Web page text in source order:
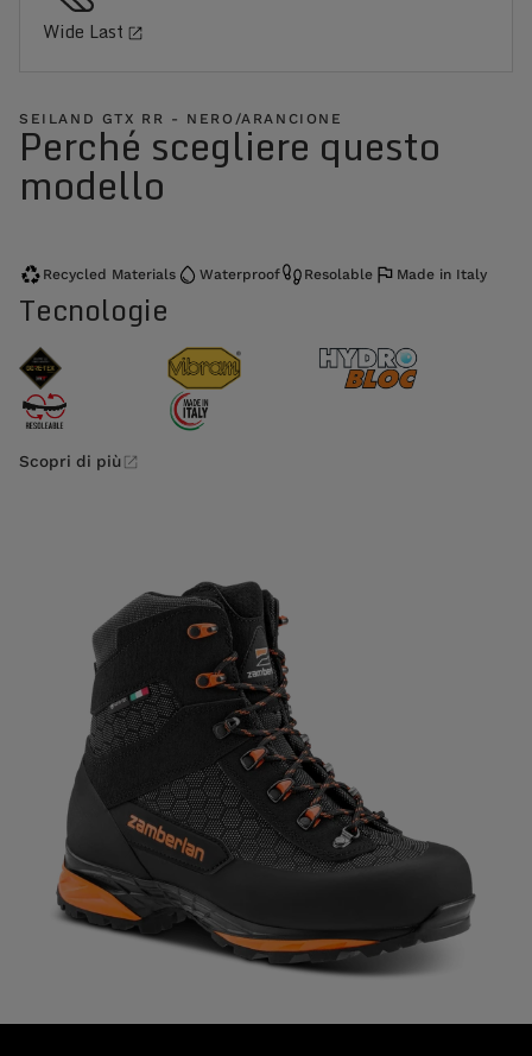
Wide Last
SEILAND GTX RR - NERO/ARANCIONE
Perché scegliere questo
modello
Recycled Materials Waterproof Resolable Made in Italy
Tecnologie
Scopri di più